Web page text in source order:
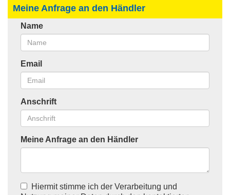
Meine Anfrage an den Händler
Name
Email
Anschrift
Meine Anfrage an den Händler
Hiermit stimme ich der Verarbeitung und